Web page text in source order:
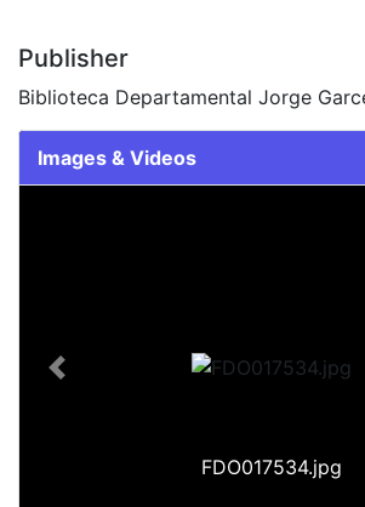
Publisher
Biblioteca Departamental Jorge
Images & Videos
FDO017534.jpg
Previous